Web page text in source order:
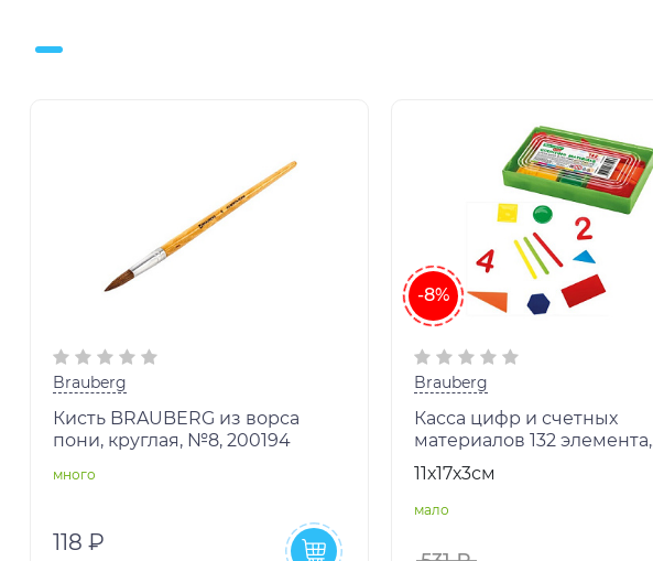
Brauberg
Кисть BRAUBERG из ворса
пони, круглая, №8, 200194
много
118 ₽
-8%
Brauberg
Касса цифр и счетных
материалов 132 элемента,
пенал в термоусадке,
BRAUBERG KIDS, 106554
11х17х3см
мало